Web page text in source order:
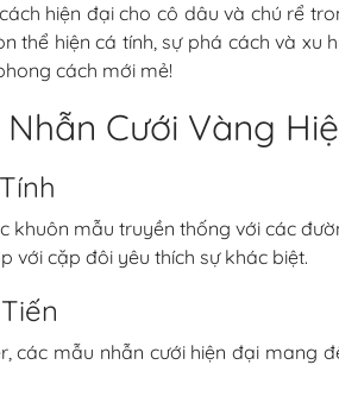
hiện đại cho cô dâu và chú rể
thể hiện cá tính, sự phá cách và
cách mới mẻ!
Cưới Vàng
khuôn mẫu truyền thống với các
với cặp đôi yêu thích sự khác biệt.
các mẫu nhẫn cưới hiện đại mang